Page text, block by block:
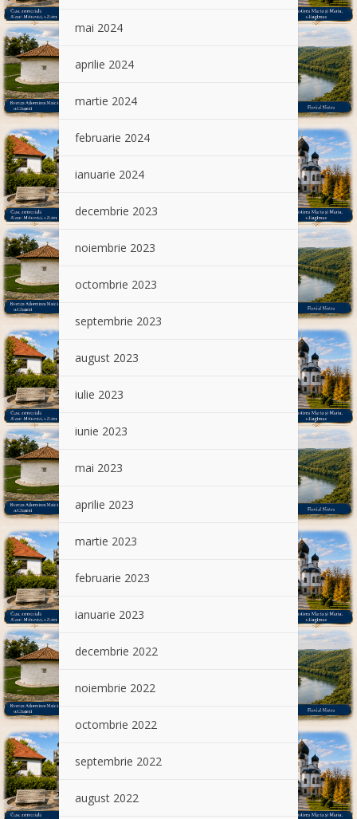
mai 2024
aprilie 2024
martie 2024
februarie 2024
ianuarie 2024
decembrie 2023
noiembrie 2023
octombrie 2023
septembrie 2023
august 2023
iulie 2023
iunie 2023
mai 2023
aprilie 2023
martie 2023
februarie 2023
ianuarie 2023
decembrie 2022
noiembrie 2022
octombrie 2022
septembrie 2022
august 2022